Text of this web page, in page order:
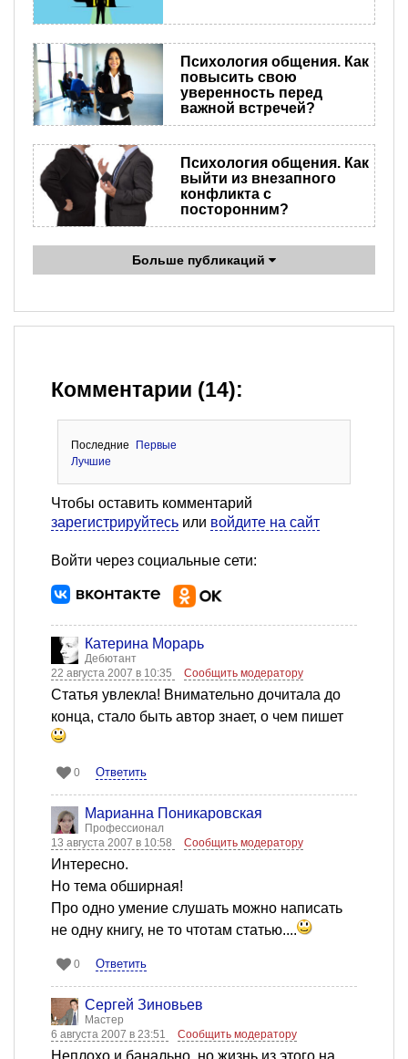
Психология общения. Как
повысить свою
уверенность перед
важной встречей?
Психология общения. Как
выйти из внезапного
конфликта с
посторонним?
Больше публикаций
Комментарии (14):
Последние
Первые
Лучшие
Чтобы оставить комментарий
зарегистрируйтесь или войдите на сайт
Войти через социальные сети:
Катерина Морарь
Дебютант
22 августа 2007 в 10:35
Сообщить модератору
Статья увлекла! Внимательно дочитала до
конца, стало быть автор знает, о чем пишет
0 Ответить
Марианна Поникаровская
Профессионал
13 августа 2007 в 10:58
Сообщить модератору
Интересно.
Но тема обширная!
Про одно умение слушать можно написать
не одну книгу, не то чтотам статью....
0 Ответить
Сергей Зиновьев
Мастер
6 августа 2007 в 23:51
Сообщить модератору